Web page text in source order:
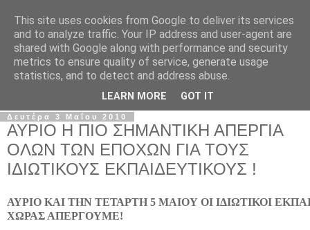
Σ.Ι.Ε.Λ.Β.Ε.
Ο επίσημος ιστότοπος του Συλλόγου Ιδιωτικών
Εκπαιδευτικών Λειτουργών Βόρειας Ελλάδας
Δευτέρα 3 Μαΐου 2010
ΑΥΡΙΟ Η ΠΙΟ ΣΗΜΑΝΤΙΚΗ ΑΠΕΡΓΙΑ
ΟΛΩΝ ΤΩΝ ΕΠΟΧΩΝ ΓΙΑ ΤΟΥΣ
ΙΔΙΩΤΙΚΟΥΣ ΕΚΠΑΙΔΕΥΤΙΚΟΥΣ !
ΑΥΡΙΟ ΚΑΙ ΤΗΝ ΤΕΤΑΡΤΗ 5 ΜΑΙΟΥ ΟΙ ΙΔΙΩΤΙΚΟΙ
ΧΩΡΑΣ ΑΠΕΡΓΟΥΜΕ!
This site uses cookies from Google to deliver its services
and to analyze traffic. Your IP address and user-agent are
shared with Google along with performance and security
metrics to ensure quality of service, generate usage
statistics, and to detect and address abuse.
LEARN MORE GOT IT